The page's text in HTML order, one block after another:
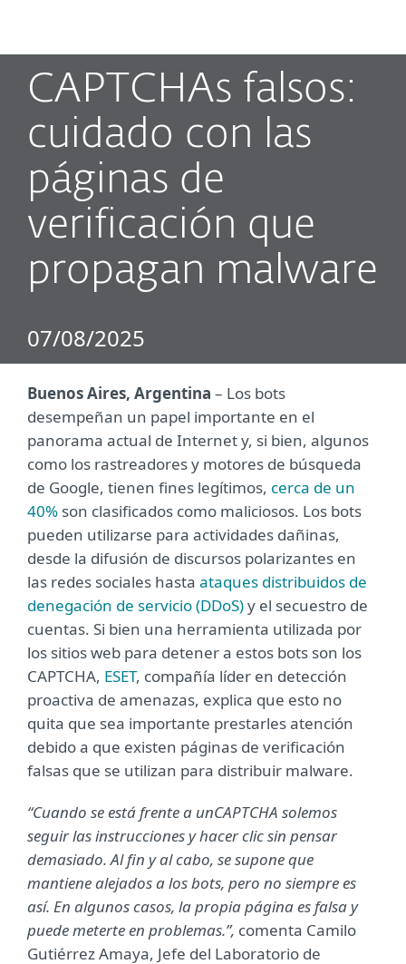
CAPTCHAs falsos:
cuidado con las
páginas de
verificación que
propagan malware
07/08/2025
Buenos Aires, Argentina – Los bots
desempeñan un papel importante en el
panorama actual de Internet y, si bien, algunos
como los rastreadores y motores de búsqueda
de Google, tienen fines legítimos, cerca de un
40% son clasificados como maliciosos. Los bots
pueden utilizarse para actividades dañinas,
desde la difusión de discursos polarizantes en
las redes sociales hasta ataques distribuidos de
denegación de servicio (DDoS)y el secuestro de
cuentas. Si bien una herramienta utilizada por
los sitios web para detener a estos bots son los
CAPTCHA, ESET, compañía líder en detección
proactiva de amenazas, explica que esto no
quita que sea importante prestarles atención
debido a que existen páginas de verificación
falsas que se utilizan para distribuir malware.
“Cuando se está frente a unCAPTCHA solemos
seguir las instrucciones y hacer clic sin pensar
demasiado. Al fin y al cabo, se supone que
mantiene alejados a los bots, pero no siempre es
así. En algunos casos, la propia página es falsa y
puede meterte en problemas.”, comenta Camilo
Gutiérrez Amaya, Jefe del Laboratorio de